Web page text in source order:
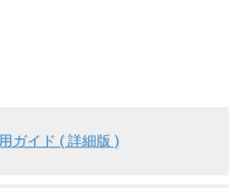
ガイド ( 詳細版 )